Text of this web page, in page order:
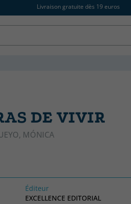
Livraison gratuite dès 19 euros
DE VIVIR
MÓNICA
Éditeur
EXCELLENCE EDITORIAL